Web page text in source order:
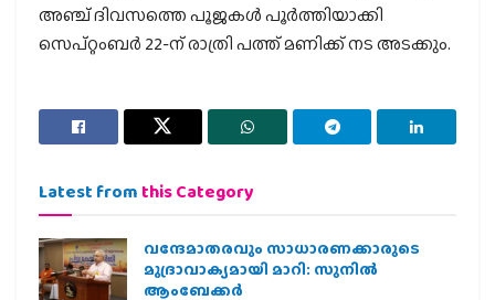
അഞ്ച് ദിവസത്തെ പൂജകള്‍ പൂര്‍ത്തിയാക്കി
സെപ്റ്റംബര്‍ 22-ന് രാത്രി പത്ത് മണിക്ക് നട അടക്കും.
Latest from this Category
വന്ദേമാതരവും സാധാരണക്കാരുടെ
മുദ്രാവാക്യമായി മാറി: സുനിൽ
ആംബേക്കർ